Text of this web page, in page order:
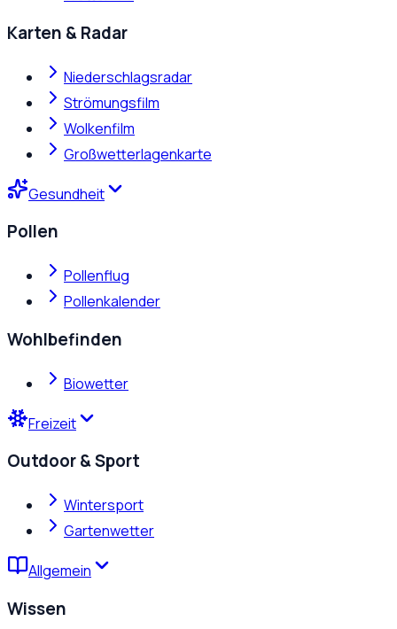
Karten & Radar
Niederschlagsradar
Strömungsfilm
Wolkenfilm
Großwetterlagenkarte
Gesundheit
Pollen
Pollenflug
Pollenkalender
Wohlbefinden
Biowetter
Freizeit
Outdoor & Sport
Wintersport
Gartenwetter
Allgemein
Wissen